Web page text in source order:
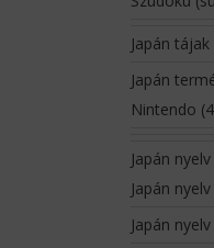
Japán
Japán
Nintendo
Japán nyelv
Japán
Japán